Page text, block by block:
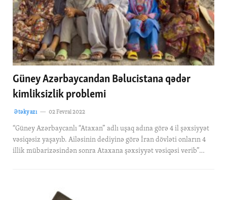
Güney Azərbaycandan Bəlucistana qədər
kimliksizlik problemi
Ətəkyazı 02 Fevral 2022
“Güney Azərbaycanlı “Ataxan” adlı uşaq adına görə 4 il şəxsiyyət
vəsiqəsiz yaşayıb. Ailəsinin dediyinə görə İran dövləti onların 4
illik mübarizəsindən sonra Ataxana şəxsiyyət vəsiqəsi verib”…